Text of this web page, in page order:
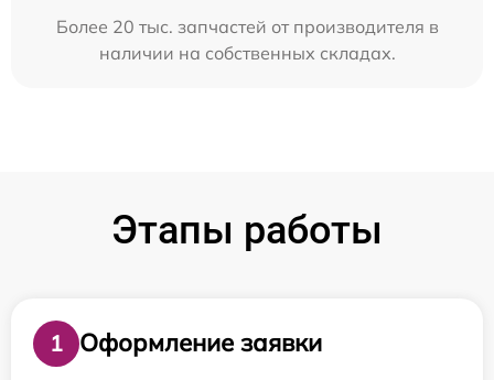
Более 20 тыс. запчастей от производителя в
наличии на собственных складах.
Этапы работы
1
Оформление заявки